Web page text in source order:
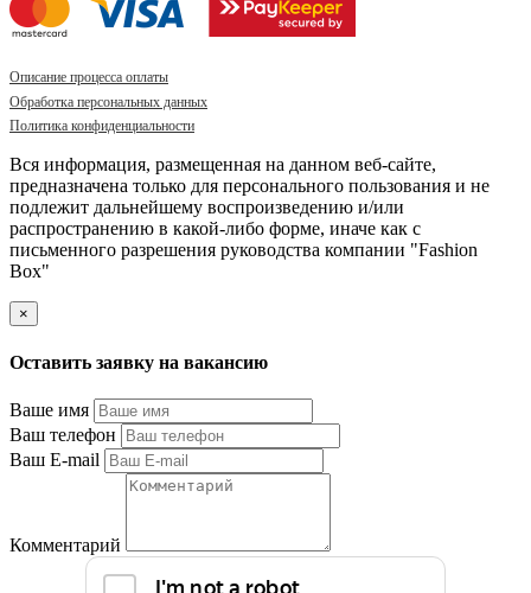
Описание процесса оплаты
Обработка персональных данных
Политика конфиденциальности
Вся информация, размещенная на данном веб-сайте,
предназначена только для персонального пользования и не
подлежит дальнейшему воспроизведению и/или
распространению в какой-либо форме, иначе как с
письменного разрешения руководства компании "Fashion
Box"
×
Оставить заявку на вакансию
Ваше имя
Ваш телефон
Ваш E-mail
Комментарий